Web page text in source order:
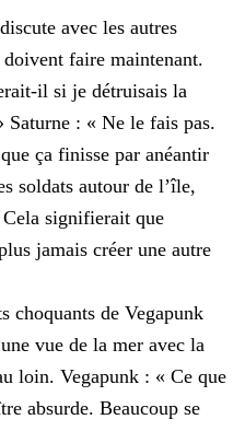
avec les autres
faire maintenant.
il si je détruisais la
Saturne : « Ne le fais pas.
ça finisse par anéantir
soldats autour de l’île,
signifierait que
jamais créer une autre
choquants de Vegapunk
vue de la mer avec la
loin. Vegapunk : « Ce que
absurde. Beaucoup se